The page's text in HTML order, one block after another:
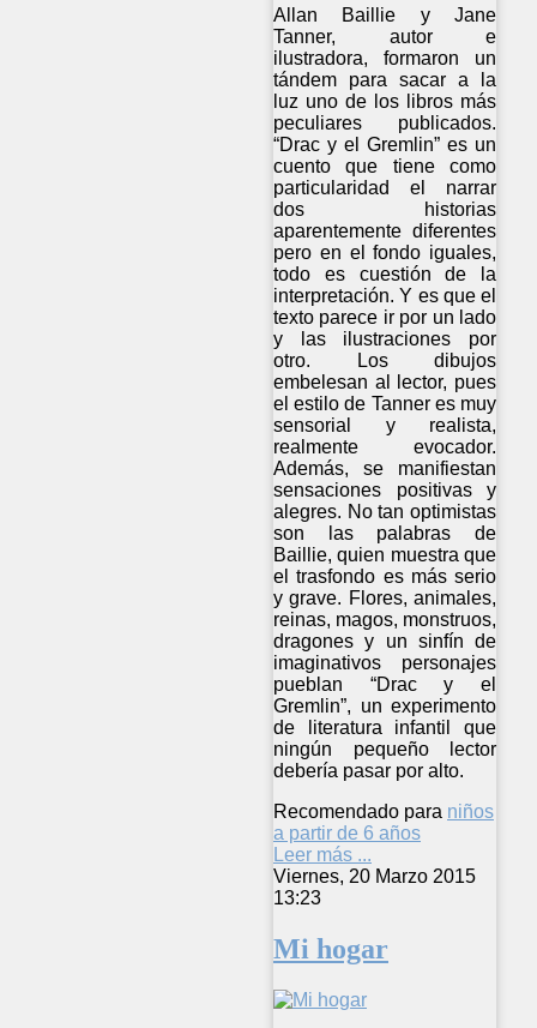
Allan Baillie y Jane
Tanner, autor e
ilustradora, formaron un
tándem para sacar a la
luz uno de los libros más
peculiares publicados.
“Drac y el Gremlin” es un
cuento que tiene como
particularidad el narrar
dos historias
aparentemente diferentes
pero en el fondo iguales,
todo es cuestión de la
interpretación. Y es que el
texto parece ir por un lado
y las ilustraciones por
otro. Los dibujos
embelesan al lector, pues
el estilo de Tanner es muy
sensorial y realista,
realmente evocador.
Además, se manifiestan
sensaciones positivas y
alegres. No tan optimistas
son las palabras de
Baillie, quien muestra que
el trasfondo es más serio
y grave. Flores, animales,
reinas, magos, monstruos,
dragones y un sinfín de
imaginativos personajes
pueblan “Drac y el
Gremlin”, un experimento
de literatura infantil que
ningún pequeño lector
debería pasar por alto.
Recomendado para niños
a partir de 6 años
Leer más ...
Viernes, 20 Marzo 2015
13:23
Mi hogar